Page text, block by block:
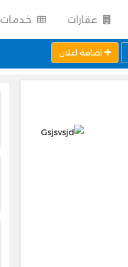
عقارات خدمات
اضافة اعلان